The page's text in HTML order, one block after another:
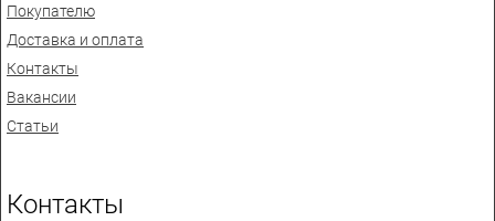
Покупателю
Доставка и оплата
Контакты
Вакансии
Статьи
Контакты